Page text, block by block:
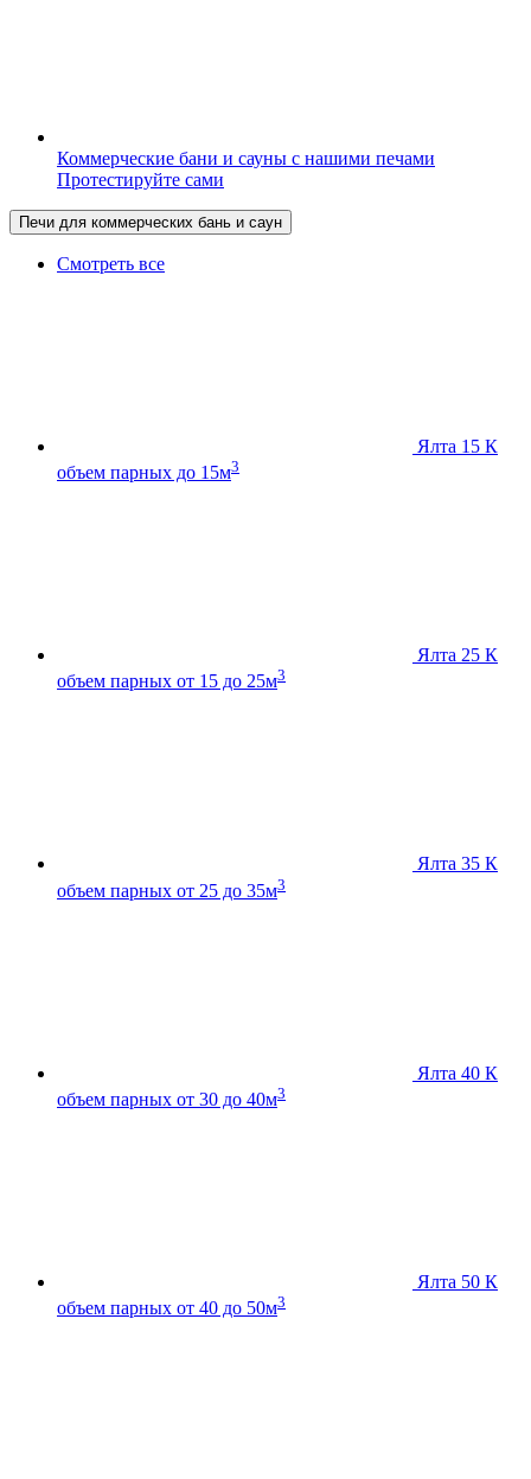
Коммерческие бани и сауны с нашими печами
Протестируйте сами
Печи для коммерческих бань и саун
Смотреть все
Ялта 15 К
объем парных до 15м3
Ялта 25 К
объем парных от 15 до 25м3
Ялта 35 К
объем парных от 25 до 35м3
Ялта 40 К
объем парных от 30 до 40м3
Ялта 50 К
объем парных от 40 до 50м3